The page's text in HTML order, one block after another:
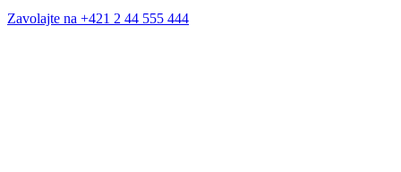
Zavolajte na +421 2 44 555 444